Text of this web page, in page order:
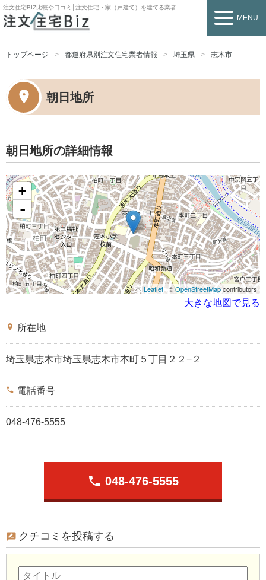
注文住宅BIZ比較や口コミ│注文住宅・家（戸建て）を建てる業者を探すなら
MENU
トップページ 都道府県別注文住宅業者情報 埼玉県 志木市
朝日地所
朝日地所の詳細情報
+
-
Leaflet| ©OpenStreetMapcontributors
大きな地図で見る
place 所在地
埼玉県志木市埼玉県志木市本町５丁目２２−２
phone 電話番号
048-476-5555
phone 048-476-5555
クチコミを投稿する